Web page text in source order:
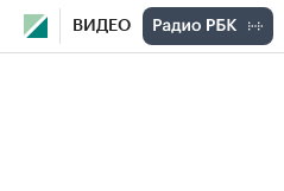
ВИДЕО